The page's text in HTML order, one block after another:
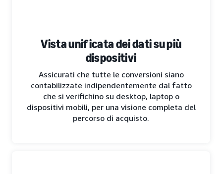
Vista unificata dei dati su più
dispositivi
Assicurati che tutte le conversioni siano
contabilizzate indipendentemente dal fatto
che si verifichino su desktop, laptop o
dispositivi mobili, per una visione completa del
percorso di acquisto.